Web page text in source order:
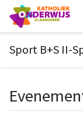
Sport B+S II-